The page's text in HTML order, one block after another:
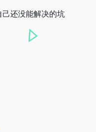
还没能解决的坑